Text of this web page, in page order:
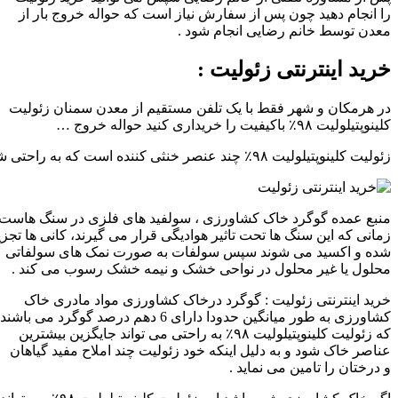
را انجام دهید چون پس از سفارش نیاز است که حواله خروج بار از
معدن توسط خانم رضایی انجام شود .
خرید اینترنتی زئولیت :
در هرمکان و شهر فقط با یک تلفن مستقیم از معدن سمنان زئولیت
کلینوپتیلولیت ۹۸٪ باکیفیت را خریداری کنید حواله خروج …
زئولیت کلینوپتیلولیت ۹۸٪ چند عنصر خنثی کننده است که به راحتی شوری خاک جذب و به گیاه هان و درختان املاح مغذی می رساند .
منبع عمده گوگرد خاک کشاورزی ، سولفید های فلزی در سنگ
زمانی که این سنگ ها تحت تاثیر هوادیگی قرار می گیرند، کانی ها
شده و اکسید می شوند سپس سولفات به صورت نمک های سولفاتی
محلول یا غیر محلول در نواحی خشک و نیمه خشک رسوب می کند .
خرید اینترنتی زئولیت : گوگرد درخاک کشاورزی مواد مادری خاک
کشاورزی به طور میانگین حدودا دارای 6 دهم درصد گوگرد می باشند
که زئولیت کلینوپتیلولیت ۹۸٪ به راحتی می تواند جایگزین بیشترین
عناصر خاک شود و به دلیل اینکه خود زئولیت چند املاح مفید گیاهان
و درختان را تامین می نماید .